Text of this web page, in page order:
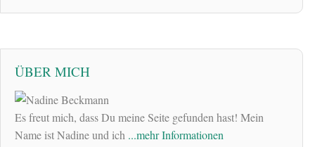
ÜBER MICH
Es freut mich, dass Du meine Seite gefunden hast! Mein
Name ist Nadine und ich ...mehr Informationen